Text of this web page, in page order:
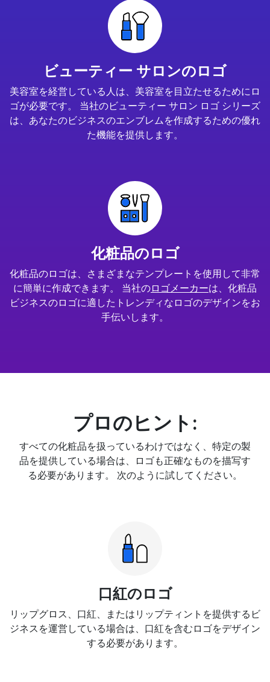
ビューティー サロンのロゴ
美容室を経営している人は、美容室を目立たせるためにロ
ゴが必要です。 当社のビューティー サロン ロゴ シリーズ
は、あなたのビジネスのエンブレムを作成するための優れ
た機能を提供します。
化粧品のロゴ
化粧品のロゴは、さまざまなテンプレートを使用して非常
に簡単に作成できます。 当社のロゴメーカーは、化粧品
ビジネスのロゴに適したトレンディなロゴのデザインをお
手伝いします。
プロのヒント:
すべての化粧品を扱っているわけではなく、特定の製
品を提供している場合は、ロゴも正確なものを描写す
る必要があります。 次のように試してください。
口紅のロゴ
リップグロス、口紅、またはリップティントを提供するビ
ジネスを運営している場合は、口紅を含むロゴをデザイン
する必要があります。